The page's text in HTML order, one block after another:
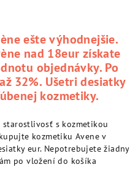
ešte výhodnejšie.
nad 18eur získate
objednávky. Po
32%. Ušetri desiatky
kozmetiky.
s kozmetikou
kozmetiku Avene v
eur. Nepotrebujete žiadny
po vložení do košíka